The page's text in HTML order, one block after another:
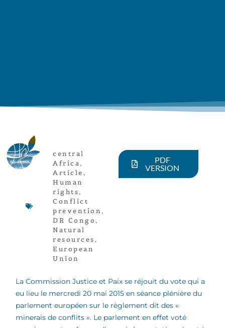
central
Africa,
Article ,
Human
rights,
Conflict
prevention,
DR Congo,
Natural
resources ,
European
Union
PDF
VERSION
La Commission Justice et Paix se réjouit du vote qui a
eu lieu le mercredi 20 mai 2015 en séance plénière du
parlement européen sur le règlement dit des «
minerais de conflits ». Le parlement en effet voté